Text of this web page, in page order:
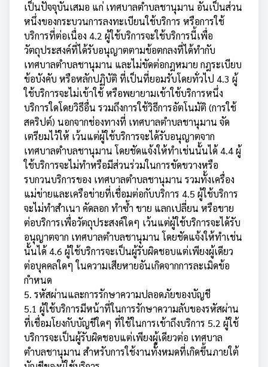
เป็นปัจจุบันเสมอ แก่ เทศบาลตำบลชานุมาน อันเป็นส่วน
หนึ่งของกระบวนการลงทะเบียนใช้บริการ หรือการใช้
บริการที่ต่อเนื่อง 4.2 ผู้ใช้บริการจะใช้บริการนี้เพื่อ
วัตถุประสงค์ที่ได้รับอนุญาตตามข้อตกลงที่ได้ทำกับ
เทศบาลตำบลชานุมาน และไม่ขัดต่อกฎหมาย กฎระเบียบ
ข้อบังคับ หรือหลักปฏิบัติ ที่เป็นที่ยอมรับโดยทั่วไป 4.3 ผู้
ใช้บริการจะไม่เข้าใช้ หรือพยายามเข้าใช้บริการหนึ่ง
บริการใดโดยวิธีอื่น รวมถึงการใช้วิธีการอัตโนมัติ (การใช้
สคริปต์) นอกจากช่องทางที่ เทศบาลตำบลชานุมาน จัด
เตรียมไว้ให้ เว้นแต่ผู้ใช้บริการจะได้รับอนุญาตจาก
เทศบาลตำบลชานุมาน โดยชัดแจ้งให้ทำเช่นนั้นได้ 4.4 ผู้
ใช้บริการจะไม่ทำหรือมีส่วนร่วมในการขัดขวางหรือ
รบกวนบริการของ เทศบาลตำบลชานุมาน รวมทั้งเครื่อง
แม่ข่ายและเครือข่ายที่เชื่อมต่อกับบริการ 4.5 ผู้ใช้บริการ
จะไม่ทำสำเนา คัดลอก ทำซ้ำ ขาย แลกเปลี่ยน หรือขาย
ต่อบริการเพื่อวัตถุประสงค์ใดๆ เว้นแต่ผู้ใช้บริการจะได้รับ
อนุญาตจาก เทศบาลตำบลชานุมาน โดยชัดแจ้งให้ทำเช่น
นั้นได้ 4.6 ผู้ใช้บริการจะเป็นผู้รับผิดชอบแต่เพียงผู้เดียว
ต่อบุคคลใดๆ ในความเสียหายอันเกิดจากการละเมิดข้อ
กำหนด
5. รหัสผ่านและการรักษาความปลอดภัยของบัญชี
5.1 ผู้ใช้บริการมีหน้าที่ในการรักษาความลับของรหัสผ่าน
ที่เชื่อมโยงกับบัญชีใดๆ ที่ใช้ในการเข้าถึงบริการ 5.2 ผู้ใช้
บริการจะเป็นผู้รับผิดชอบแต่เพียงผู้เดียวต่อ เทศบาล
ตำบลชานุมาน สำหรับการใช้งานทั้งหมดที่เกิดขึ้นภายใต้